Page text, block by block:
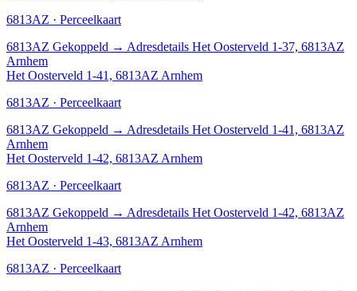
6813AZ · Perceelkaart
6813AZ Gekoppeld → Adresdetails Het Oosterveld 1-37, 6813AZ
Arnhem
Het Oosterveld 1-41, 6813AZ Arnhem
6813AZ · Perceelkaart
6813AZ Gekoppeld → Adresdetails Het Oosterveld 1-41, 6813AZ
Arnhem
Het Oosterveld 1-42, 6813AZ Arnhem
6813AZ · Perceelkaart
6813AZ Gekoppeld → Adresdetails Het Oosterveld 1-42, 6813AZ
Arnhem
Het Oosterveld 1-43, 6813AZ Arnhem
6813AZ · Perceelkaart